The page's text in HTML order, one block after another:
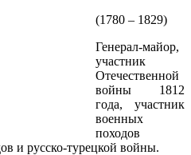
(1780 – 1829)
Генерал-майор,
участник
Отечественной
войны 1812
года, участник
военных
походов
и русско-турецкой войны.